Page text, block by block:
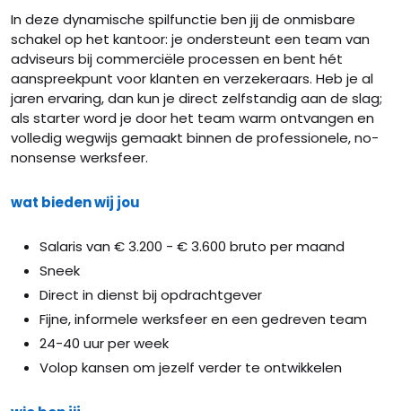
In deze dynamische spilfunctie ben jij de onmisbare
schakel op het kantoor: je ondersteunt een team van
adviseurs bij commerciële processen en bent hét
aanspreekpunt voor klanten en verzekeraars. Heb je al
jaren ervaring, dan kun je direct zelfstandig aan de slag;
als starter word je door het team warm ontvangen en
volledig wegwijs gemaakt binnen de professionele, no-
nonsense werksfeer.
wat bieden wij jou
Salaris van € 3.200 - € 3.600 bruto per maand
Sneek
Direct in dienst bij opdrachtgever
Fijne, informele werksfeer en een gedreven team
24-40 uur per week
Volop kansen om jezelf verder te ontwikkelen